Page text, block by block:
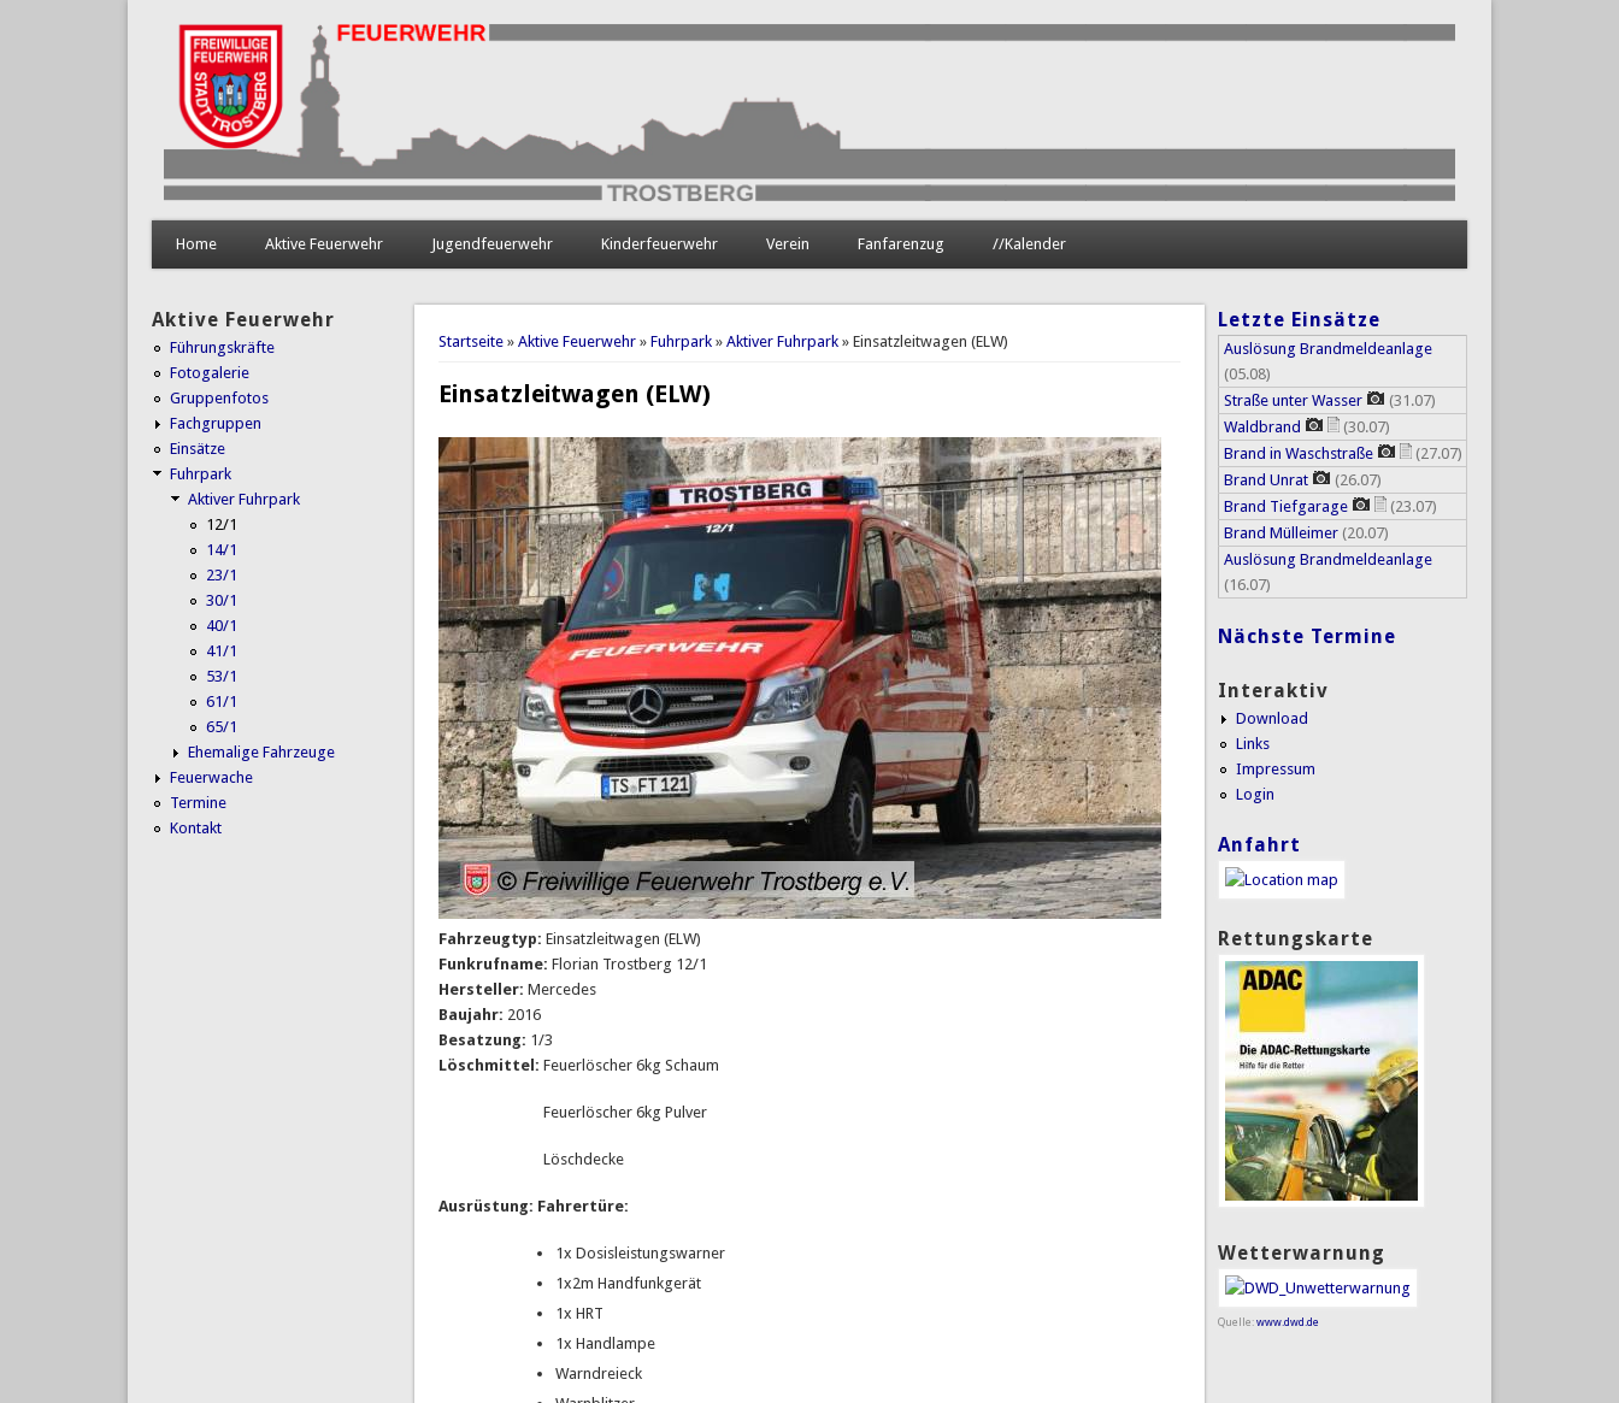
Home Aktive Feuerwehr Jugendfeuerwehr Kinderfeuerwehr Verein Fanfarenzug //Kalender
Sie sind hier
Startseite »Aktive Feuerwehr »Fuhrpark »Aktiver Fuhrpark » Einsatzleitwagen (ELW)
Einsatzleitwagen (ELW)
Fahrzeugtyp:Einsatzleitwagen (ELW)
Funkrufname:Florian Trostberg 12/1
Hersteller:Mercedes
Baujahr: 2016
Besatzung: 1/3
Löschmittel:Feuerlöscher 6kg Schaum
Feuerlöscher 6kg Pulver
Löschdecke
Ausrüstung: Fahrertüre:
1x Dosisleistungswarner
1x2m Handfunkgerät
1x HRT
1x Handlampe
Warndreieck
Aktive Feuerwehr
Führungskräfte
Fotogalerie
Gruppenfotos
Fachgruppen
Einsätze
Fuhrpark
Aktiver Fuhrpark
12/1
14/1
23/1
30/1
40/1
41/1
53/1
61/1
65/1
Ehemalige Fahrzeuge
Feuerwache
Termine
Kontakt
Letzte Einsätze
Auslösung Brandmeldeanlage
(05.08)
Straße unter Wasser
(31.07)
Waldbrand
(30.07)
Brand in Waschstraße
(27.07)
Brand Unrat
(26.07)
Brand Tiefgarage
(23.07)
Brand Mülleimer (20.07)
Auslösung Brandmeldeanlage
(16.07)
Nächste Termine
Interaktiv
Download
Links
Impressum
Login
Anfahrt
Rettungskarte
Wetterwarnung
Quelle: www.dwd.de